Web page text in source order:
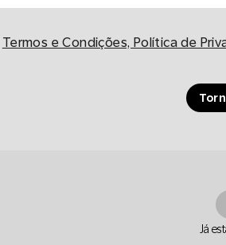
Termos e Condições, Política de
Já